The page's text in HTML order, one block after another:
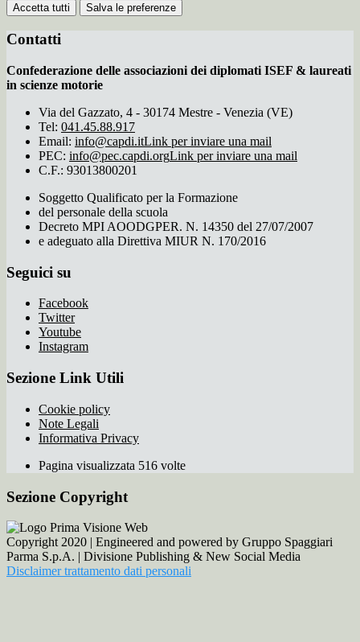
Accetta tutti Salva le preferenze
Contatti
Confederazione delle associazioni dei diplomati ISEF & laureati
in scienze motorie
Via del Gazzato, 4 - 30174 Mestre - Venezia (VE)
Tel: 041.45.88.917
Email: info@capdi.itLink per inviare una mail
PEC: info@pec.capdi.orgLink per inviare una mail
C.F.: 93013800201
Soggetto Qualificato per la Formazione
del personale della scuola
Decreto MPI AOODGPER. N. 14350 del 27/07/2007
e adeguato alla Direttiva MIUR N. 170/2016
Seguici su
Facebook
Twitter
Youtube
Instagram
Sezione Link Utili
Cookie policy
Note Legali
Informativa Privacy
Pagina visualizzata 516 volte
Sezione Copyright
Copyright 2020 | Engineered and powered by Gruppo Spaggiari
Parma S.p.A. | Divisione Publishing & New Social Media
Disclaimer trattamento dati personali